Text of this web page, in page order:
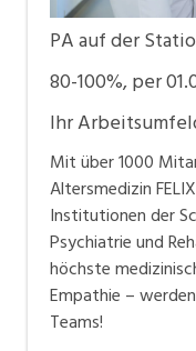
PA auf der
80-100%, per
Ihr
Mit über 1000
Altersmedizin
Institutionen der
Psychiatrie und
höchste
Empathie –
Teams!